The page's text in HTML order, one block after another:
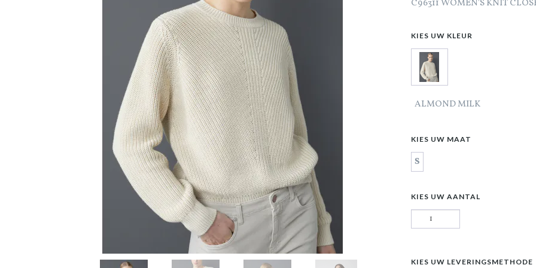
C96311 WOMEN'S KNIT
KIES UW KLEUR
ALMOND MILK
KIES UW MAAT
S
KIES UW AANTAL
KIES UW LEVERINGSMETHODE